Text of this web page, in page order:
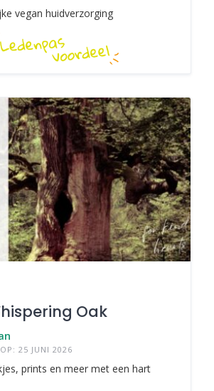
vegan huidverzorging
Oak
25 JUNI 2026
prints en meer met een hart